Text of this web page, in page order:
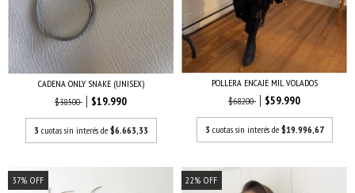
CADENA ONLY SNAKE (UNISEX)
$38.500
$19.990
3 cuotas sin interés de $6.663,33
POLLERA ENCAJE MIL VOLADOS
$68.200
$59.990
3 cuotas sin interés de $19.996,67
37% OFF 22% OFF